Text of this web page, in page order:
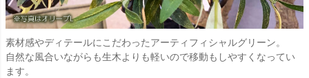
素材感やディテールにこだわったアーティフィシャルグリーン。
自然な風合いながらも生木よりも軽いので移動もしやすくなってい
ます。